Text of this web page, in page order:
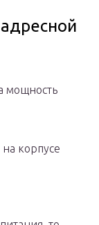
мощность
корпусе